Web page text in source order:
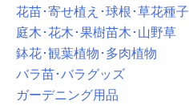
花苗･寄せ植え･球根･草花種子
庭木･花木･果樹苗木･山野草
鉢花･観葉植物･多肉植物
バラ苗･バラグッズ
ガーデニング用品